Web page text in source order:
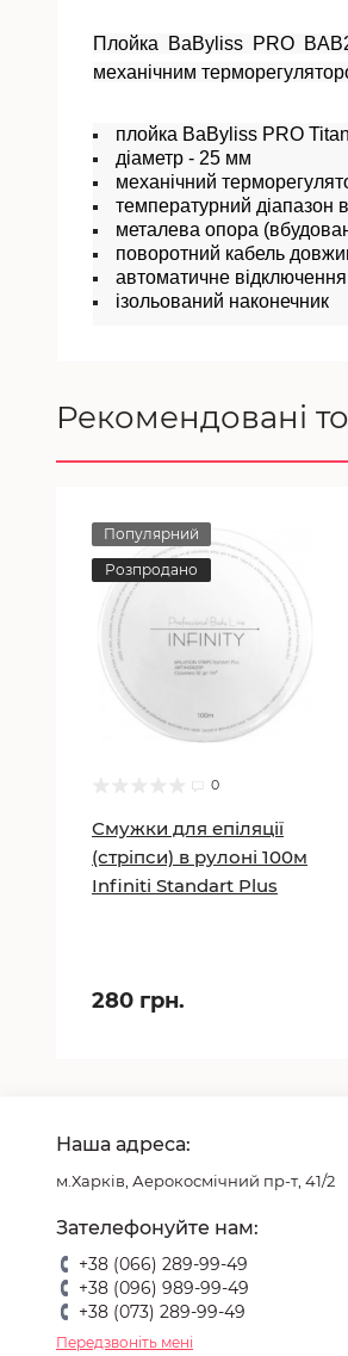
Плойка BaByliss PRO
механічним
плойка BaByliss PRO
діаметр - 25 мм
механічний
температурний діапазон
металева опора
поворотний кабель
автоматичне
ізольований наконечник
Рекомендовані
Популярний
Розпродано
0
Смужки для епіляції
(стріпси) в рулоні 100м
Infiniti Standart Plus
280 грн.
Наша адреса:
м.Харків, Аерокосмічний пр-т, 41/2
Зателефонуйте нам:
+38 (066) 289-99-49
+38 (096) 989-99-49
+38 (073) 289-99-49
Передзвоніть мені